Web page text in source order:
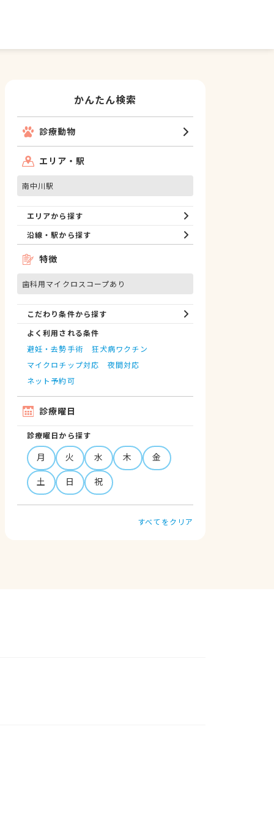
かんたん検索
診療動物
エリア・駅
南中川駅
エリアから探す
沿線・駅から探す
特徴
歯科用マイクロスコープあり
こだわり条件から探す
よく利用される条件
避妊・去勢手術
狂犬病ワクチン
マイクロチップ対応
夜間対応
ネット予約可
診療曜日
診療曜日から探す
月 火 水 木
金
土
日 祝
すべてをクリア